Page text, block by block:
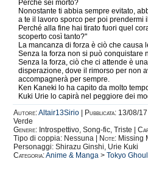
Perché sei morto?
Nonostante ti abbia sempre evitato,
a te il lavoro sporco per poi prendermi
Perché alla fine hai tirato fuori quel
scoperto così tanto?"
La mancanza di forza è ciò che causa
Senza la forza non si può conquistare
Senza la forza, ciò che ci attende è
disperazione, dove il rimorso per non
accompagnerà per sempre.
Ken Kaneki lo ha capito da molto
Kuki Urie lo capirà nel peggiore dei
Autore:Altair13Sirio Pubblicata: 13/08/
Verde
Genere: Introspettivo, Song-fic, Triste |
Tipo di coppia: Nessuna |
Note: Missing
Personaggi: Shirazu Ginshi, Urie Kuki
Categoria:Anime & Manga > Tokyo Ghoul